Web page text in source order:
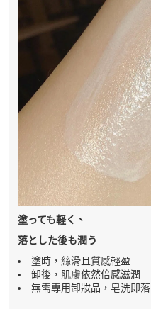
塗っても軽く、
落とした後も潤う
塗時，絲滑且質感輕盈
卸後，肌膚依然倍感滋潤
無需專用卸妝品，皂洗即落